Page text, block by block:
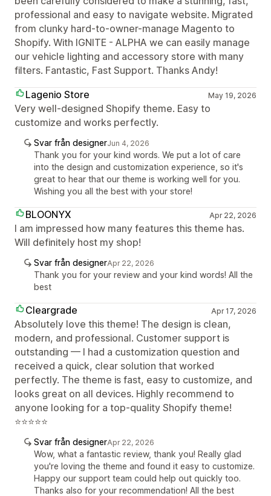
professional and easy to navigate website. Migrated
from clunky hard-to-owner-manage Magento to
Shopify. With IGNITE - ALPHA we can easily manage
our vehicle lighting and accessory store with many
filters. Fantastic, Fast Support. Thanks Andy!
Lagenio Store
May 19, 2026
Very well-designed Shopify theme. Easy to
customize and works perfectly.
Svar från designerJun 4, 2026
Thank you for your kind words. We put a lot of care
into the design and customization experience, so it's
great to hear that our theme is working well for you.
Wishing you all the best with your store!
BLOONYX Apr 22, 2026
I am impressed how many features this theme has.
Will definitely host my shop!
Svar från designerApr 22, 2026
Thank you for your review and your kind words! All the
best
Cleargrade Apr 17, 2026
Absolutely love this theme! The design is clean,
modern, and professional. Customer support is
outstanding — I had a customization question and
received a quick, clear solution that worked
perfectly. The theme is fast, easy to customize, and
looks great on all devices. Highly recommend to
anyone looking for a top-quality Shopify theme!
⭐⭐⭐⭐⭐
Svar från designerApr 22, 2026
Wow, what a fantastic review, thank you! Really glad
you're loving the theme and found it easy to customize.
Happy our support team could help out quickly too.
Thanks also for your recommendation! All the best